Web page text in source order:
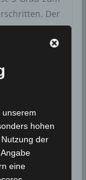
Der
August
einer sehr
Während
Sie
von
Bulletin,
hohen
der
eine